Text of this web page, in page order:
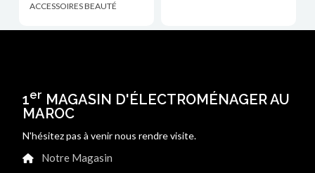
ACCESSOIRES BEAUTÉ
1er MAGASIN D'ÉLECTROMÉNAGER AU
MAROC
N'hésitez pas à venir nous rendre visite.
Notre Magasin